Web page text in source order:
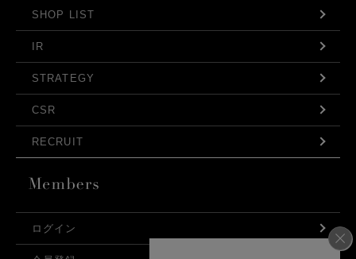
SHOP LIST
IR
STRATEGY
CSR
RECRUIT
ログイン